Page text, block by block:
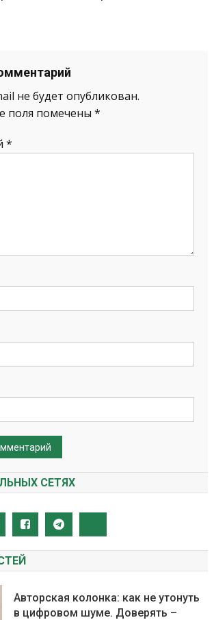
не будет опубликован.
поля помечены *
*
СЕТЯХ
Авторская колонка: как не утонуть
в цифровом шуме. Доверять –